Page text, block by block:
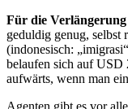
Für die
geduldig genug, selbst
(indonesisch:
belaufen sich auf USD
aufwärts, wenn man
Agenten gibt es vor